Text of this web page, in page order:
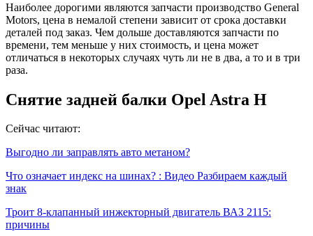
Наиболее дорогими являются запчасти производство General
Motors, цена в немалой степени зависит от срока доставки
деталей под заказ. Чем дольше доставляются запчасти по
времени, тем меньше у них стоимость, и цена может
отличаться в некоторых случаях чуть ли не в два, а то и в три
раза.
Снятие задней балки Opel Astra H
Сейчас читают:
Выгодно ли заправлять авто метаном?
Что означает индекс на шинах? : Видео Разбираем каждый
знак
Троит 8-клапанный инжекторный двигатель ВАЗ 2115:
причины